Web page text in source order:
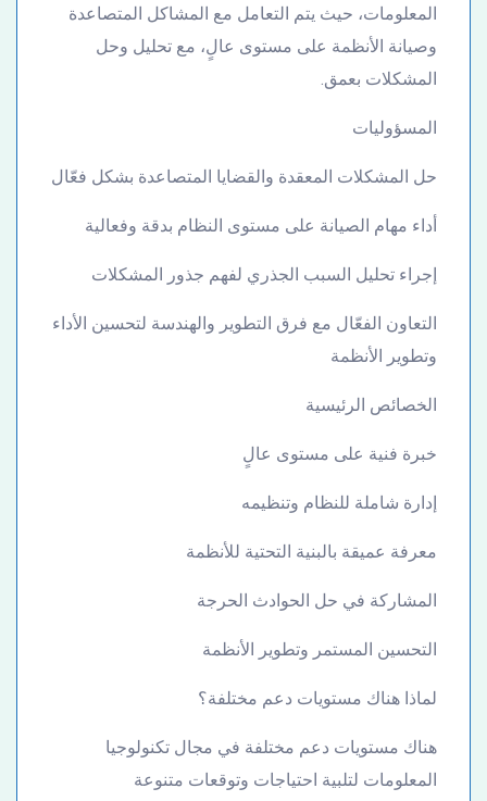
المعلومات، حيث يتم التعامل مع المشاكل المتصاعدة
وصيانة الأنظمة على مستوى عالٍ، مع تحليل وحل
المشكلات بعمق.
المسؤوليات
حل المشكلات المعقدة والقضايا المتصاعدة بشكل فعّال
أداء مهام الصيانة على مستوى النظام بدقة وفعالية
إجراء تحليل السبب الجذري لفهم جذور المشكلات
التعاون الفعّال مع فرق التطوير والهندسة لتحسين الأداء
وتطوير الأنظمة
الخصائص الرئيسية
خبرة فنية على مستوى عالٍ
إدارة شاملة للنظام وتنظيمه
معرفة عميقة بالبنية التحتية للأنظمة
المشاركة في حل الحوادث الحرجة
التحسين المستمر وتطوير الأنظمة
لماذا هناك مستويات دعم مختلفة؟
هناك مستويات دعم مختلفة في مجال تكنولوجيا
المعلومات لتلبية احتياجات وتوقعات متنوعة